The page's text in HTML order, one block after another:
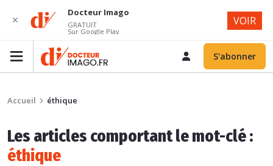
S'abonner
Accueil éthique
Les articles comportant le mot-clé :
éthique
✕
Docteur Imago
GRATUIT
Sur Google Play
VOIR